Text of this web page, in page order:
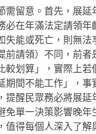
留意。首先，展
在年滿法定請領
能或死亡，則無
請領）不同，前
划算」，實際上
間不能工作」，
醒民眾務必將展
單一決策影響晚
值得每個人深入了解